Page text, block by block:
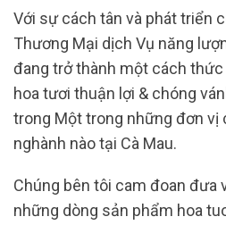
Với sự cách tân và phát triển
Thương Mại dịch Vụ năng
đang trở thành một cách
hoa tươi thuận lợi & chóng
trong Một trong những đơn vị
nghành nào tại Cà Mau.
Chúng bên tôi cam đoan đưa
những dòng sản phẩm hoa